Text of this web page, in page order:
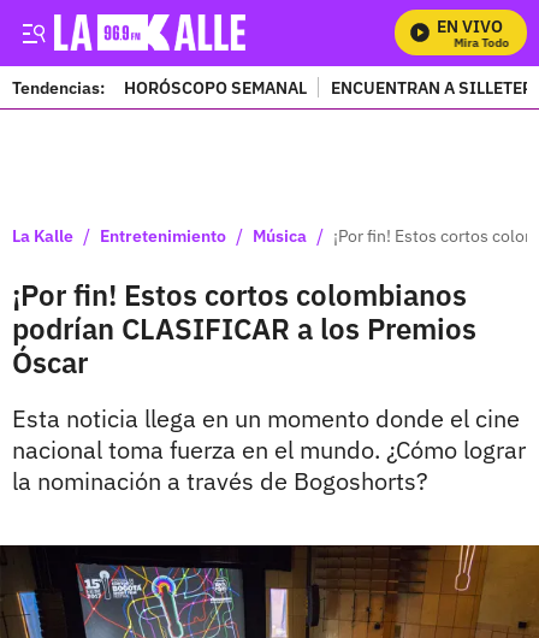
EN VIVO
Mira Todos
Tendencias: HORÓSCOPO SEMANAL ENCUENTRAN A
La Kalle / Entretenimiento / Música / ¡Por fin! Estos cortos
¡Por fin! Estos cortos colombianos
podrían CLASIFICAR a los Premios
Óscar
Esta noticia llega en un momento donde el cine
nacional toma fuerza en el mundo. ¿Cómo lograr
la nominación a través de Bogoshorts?